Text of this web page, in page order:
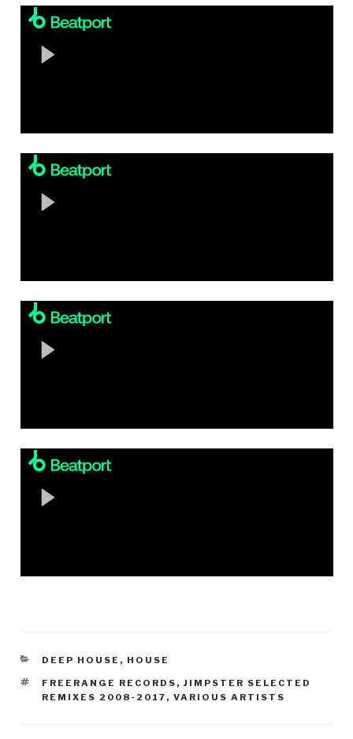
KATEGORIEN
DEEP HOUSE , HOUSE
SCHLAGWÖRTER
FREERANGE RECORDS ,JIMPSTER SELECTED
REMIXES 2008-2017 ,VARIOUS ARTISTS